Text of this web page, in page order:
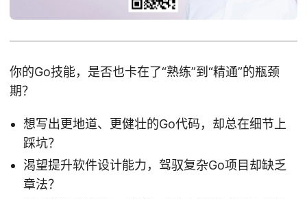
你的Go技能，是否也卡在了“熟练”到“精通”的瓶颈
期？
想写出更地道、更健壮的Go代码，却总在细节上
踩坑？
渴望提升软件设计能力，驾驭复杂Go项目却缺乏
章法？